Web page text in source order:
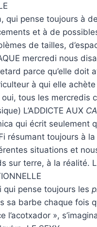
qui pense toujours à
et à de
de tailles,
mercredi nous
parce qu’elle doit
à qui elle
oui, tous les mercredis
L’ADDICTE AUX
qui écrit seulement
résumant toujours à
situations et
sur terre, à la réalité.
qui pense toujours les
sa barbe chaque fois
l’acotxador »,